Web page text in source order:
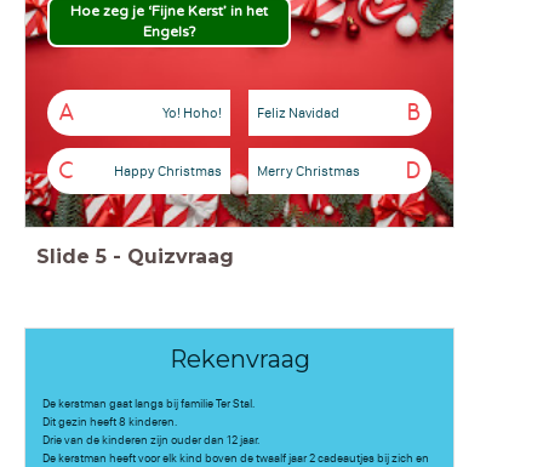
Hoe zeg je ‘Fijne Kerst’ in het
Engels?
A Yo! Hoho! B
Feliz Navidad
C Happy Christmas D
Merry Christmas
Slide 5 - Quizvraag
Rekenvraag
De kerstman gaat langs bij familie Ter Stal.
Dit gezin heeft 8 kinderen.
Drie van de kinderen zijn ouder dan 12 jaar.
De kerstman heeft voor elk kind boven de twaalf jaar 2 cadeautjes bij zich en